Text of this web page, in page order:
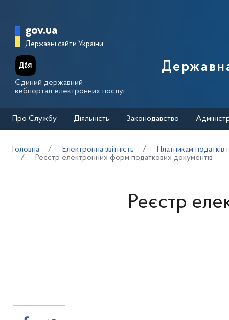
Головна сторінка Державної
gov.ua
Державні сайти України
Єдиний державний
вебпортал електронних послуг
Про Службу Діяльність Законодавство
Головна Електронна звітність
Платникам
Реєстр електронних форм податкових документів
Реєстр